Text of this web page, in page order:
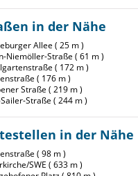
in der Nähe
Allee ( 25 m )
Niemöller-Straße ( 61 m )
( 172 m )
( 176 m )
Straße ( 219 m )
Straße ( 244 m )
in der Nähe
( 98 m )
SWE ( 633 m )